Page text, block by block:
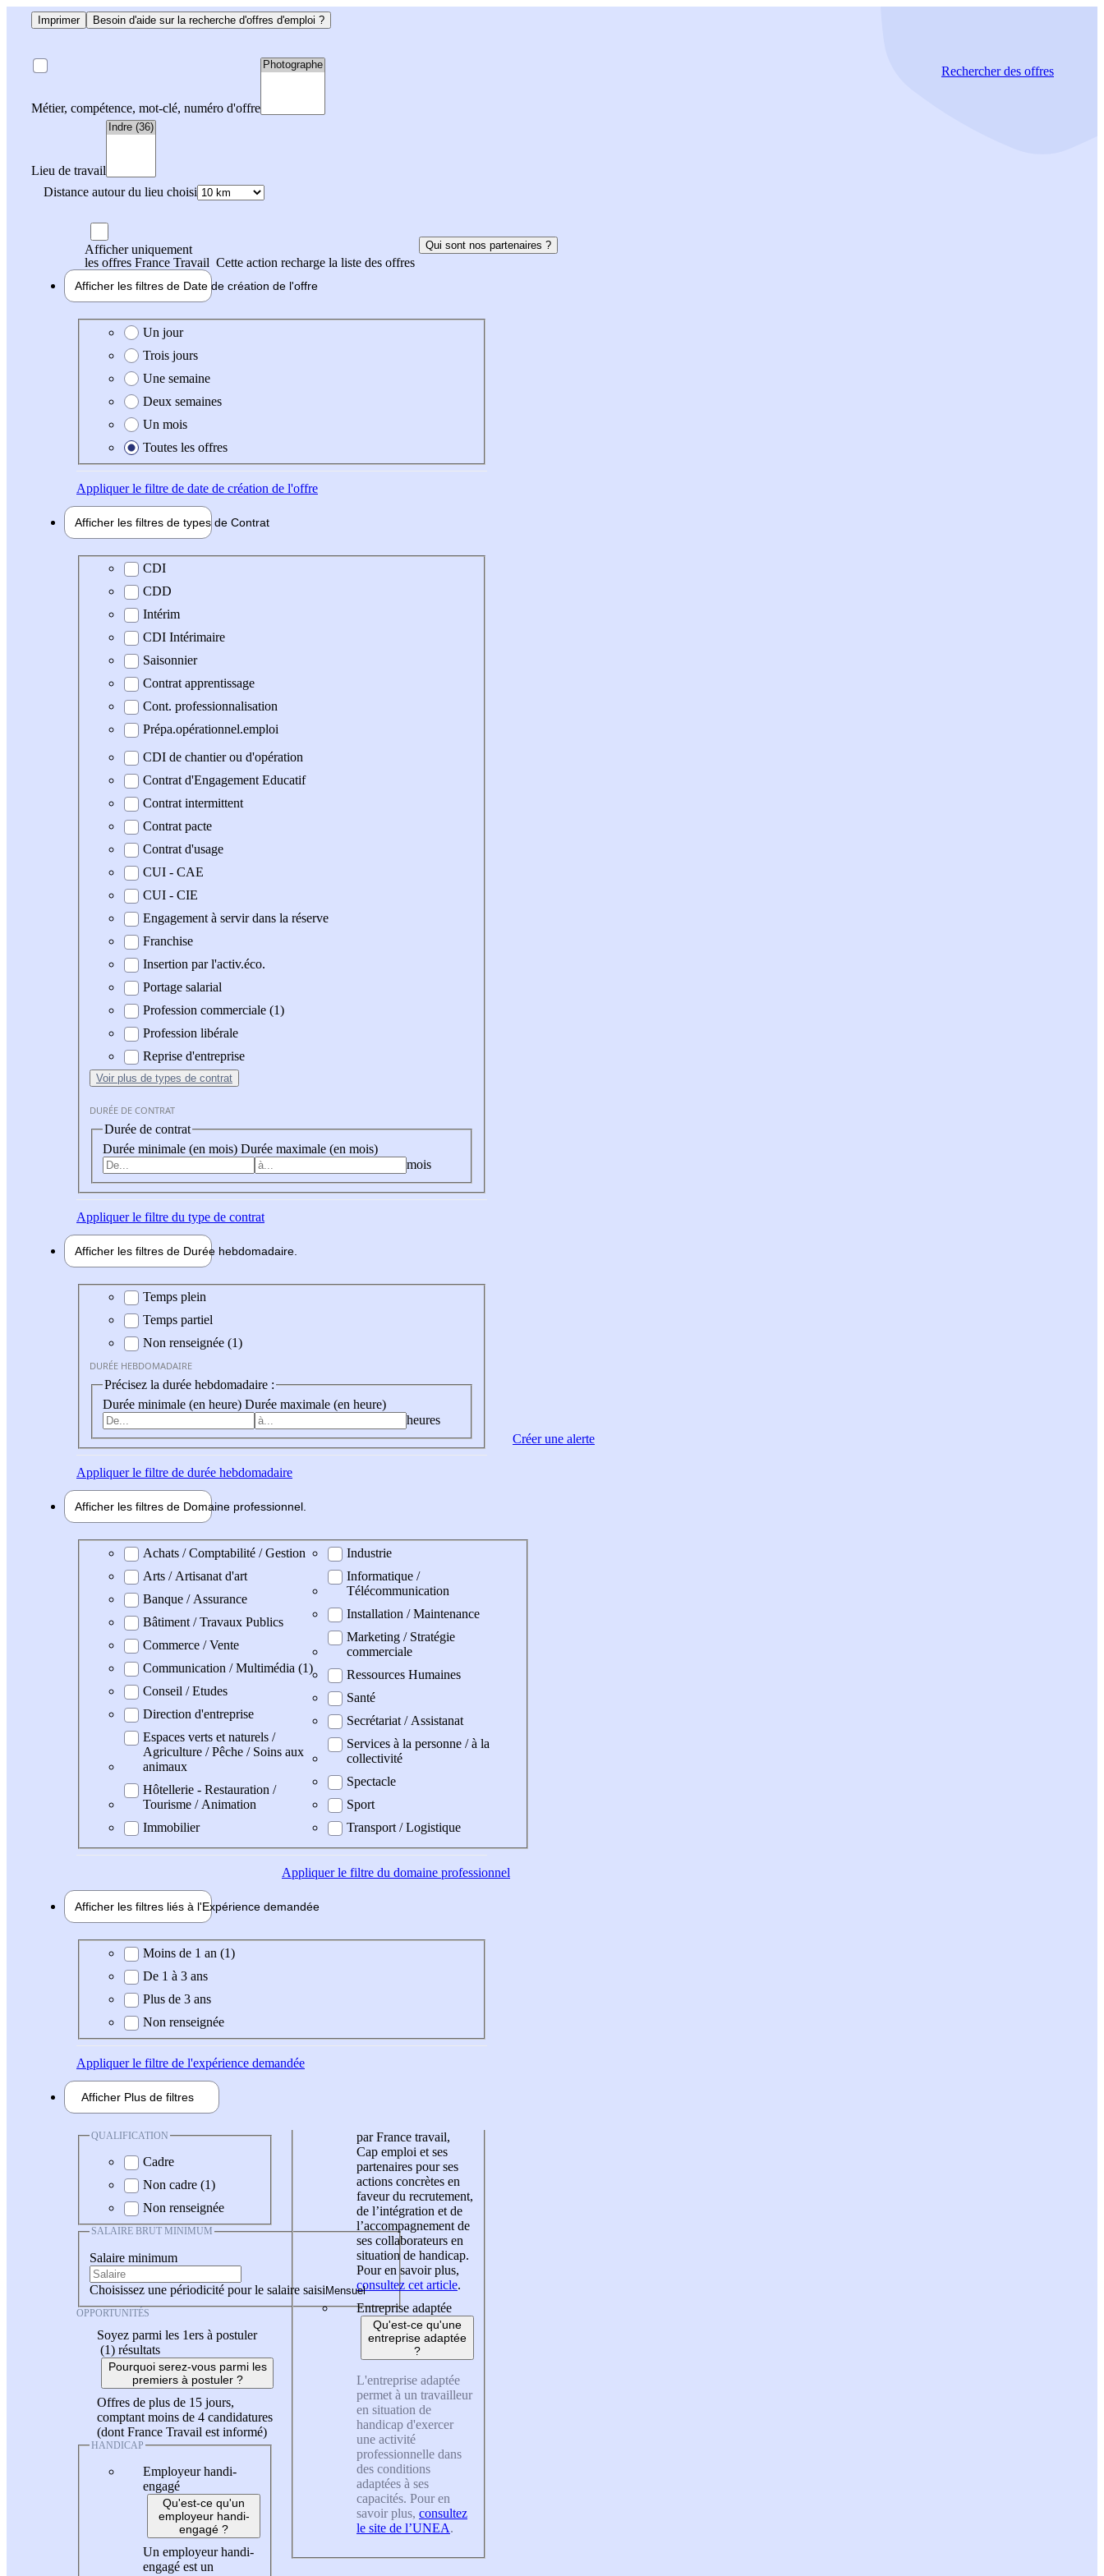
Imprimer Besoin d'aide sur la recherche d'offres d'emploi ?
Métier, compétence, mot-clé, numéro d'offre
Lieu de travail
Distance autour du lieu choisi
Rechercherdes offres
Afficher uniquement
les offres France Travail Cette action recharge la liste des offres
Qui sont nos partenaires ?
Afficher les filtres de Date de création de l'offre
Date de création de l'offre
Un jour
Trois jours
Une semaine
Deux semaines
Un mois
Toutes les offres
Appliquerle filtre de date de création de l'offre
Afficher les filtres de types de Contrat
Type de contrat
CDI
CDD
Intérim
CDI Intérimaire
Saisonnier
Contrat apprentissage
Cont. professionnalisation
Prépa.opérationnel.emploi
CDI de chantier ou d'opération
Contrat d'Engagement Educatif
Contrat intermittent
Contrat pacte
Contrat d'usage
CUI - CAE
CUI - CIE
Engagement à servir dans la réserve
Franchise
Insertion par l'activ.éco.
Portage salarial
Profession commerciale (1)
Profession libérale
Reprise d'entreprise
Voir plus de types de contrat
DURÉE DE CONTRAT
Durée de contrat
Durée minimale (en mois) Durée maximale (en mois)
mois
Appliquerle filtre du type de contrat
Afficher les filtres de Durée hebdomadaire
Durée hebdomadaire
Temps plein
Temps partiel
Non renseignée (1)
DURÉE HEBDOMADAIRE
Précisez la durée hebdomadaire :
Durée minimale (en heure) Durée maximale (en heure)
heures
Appliquerle filtre de durée hebdomadaire
Afficher les filtres de Domaine professionnel
Domaine professionel
Achats / Comptabilité / Gestion
Arts / Artisanat d'art
Banque / Assurance
Bâtiment / Travaux Publics
Commerce / Vente
Communication / Multimédia (1)
Conseil / Etudes
Direction d'entreprise
Espaces verts et naturels /
Agriculture / Pêche / Soins aux
animaux
Hôtellerie - Restauration /
Tourisme / Animation
Immobilier
Industrie
Informatique /
Télécommunication
Installation / Maintenance
Marketing / Stratégie
commerciale
Ressources Humaines
Santé
Secrétariat / Assistanat
Services à la personne / à la
collectivité
Spectacle
Sport
Transport / Logistique
Appliquerle filtre du domaine professionnel
Afficher les filtres liés à l'Expérience demandée
Expérience demandée
Moins de 1 an (1)
De 1 à 3 ans
Plus de 3 ans
Non renseignée
Appliquerle filtre de l'expérience demandée
Afficher Plus de filtres
QUALIFICATION
Cadre
Non cadre (1)
Non renseignée
SALAIRE BRUT MINIMUM
Salaire minimum
Choisissez une périodicité pour le salaire saisi
OPPORTUNITÉS
Soyez parmi les 1ers à postuler
(1) résultats
Pourquoi serez-vous parmi les
premiers à postuler ?
Offres de plus de 15 jours,
comptant moins de 4 candidatures
(dont France Travail est informé)
HANDICAP
Employeur handi-
engagé
Qu'est-ce qu'un
employeur handi-
engagé ?
Un employeur handi-
engagé est un
par France travail,
Cap emploi et ses
partenaires pour ses
actions concrètes en
faveur du recrutement,
de l’intégration et de
l’accompagnement de
ses collaborateurs en
situation de handicap.
Pour en savoir plus,
consultez cet article.
Entreprise adaptée
Qu'est-ce qu'une
entreprise adaptée
?
L'entreprise adaptée
permet à un travailleur
en situation de
handicap d'exercer
une activité
professionnelle dans
des conditions
adaptées à ses
capacités. Pour en
savoir plus, consultez
le site de l’UNEA.
Créer une alerte